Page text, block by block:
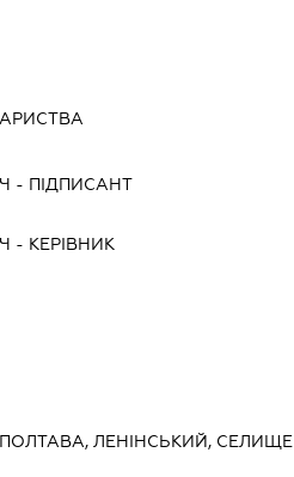
- ПІДПИСАНТ
- КЕРІВНИК
ЛЕНІНСЬКИЙ, СЕЛИЩЕ